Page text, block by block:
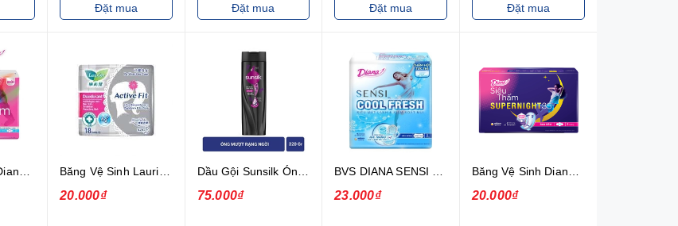
Đặt mua Đặt mua Đặt mua Đặt mua
20.000₫ 75.000₫ 23.000₫ 20.000₫